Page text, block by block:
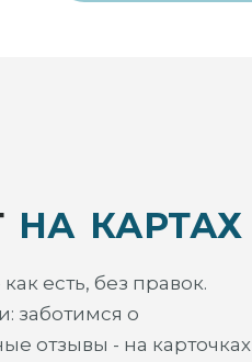
на картах
есть, без правок.
заботимся о
отзывы - на карточках